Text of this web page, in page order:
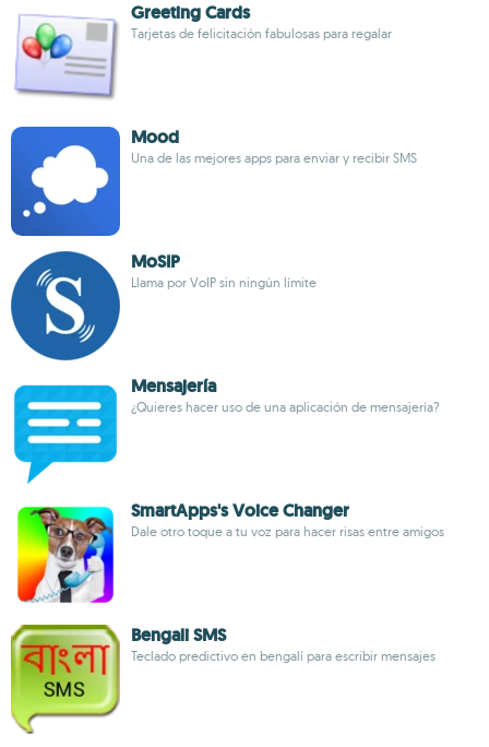
Greeting Cards
Tarjetas de felicitación fabulosas para regalar
Mood
Una de las mejores apps para enviar y recibir SMS
MoSIP
Llama por VoIP sin ningún límite
Mensajería
¿Quieres hacer uso de una aplicación de mensajería?
SmartApps's Voice Changer
Dale otro toque a tu voz para hacer risas entre amigos
Bengali SMS
Teclado predictivo en bengalí para escribir mensajes